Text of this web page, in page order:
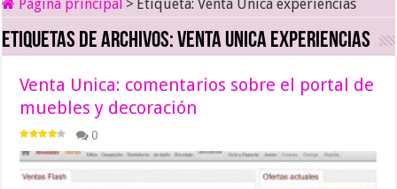
Página principal > Etiqueta:Venta Unica experiencias
Etiquetas de archivos:Venta Unica experiencias
Venta Unica: comentarios sobre el portal de
muebles y decoración
0